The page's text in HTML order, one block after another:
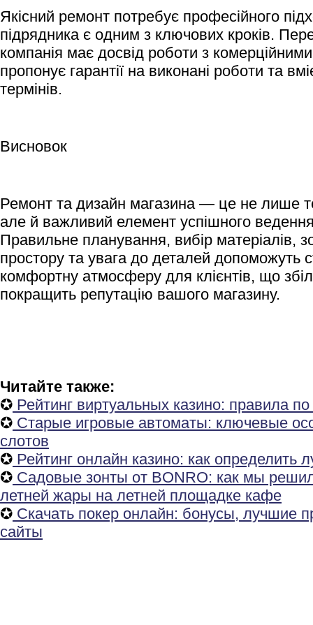
Якісний ремонт потребує професійного
підрядника є одним з ключових кроків.
компанія має досвід роботи з
пропонує гарантії на виконані роботи та
термінів.
Висновок
Ремонт та дизайн магазина — це не лише
але й важливий елемент успішного ведення
Правильне планування, вибір матеріалів,
простору та увага до деталей допоможуть
комфортну атмосферу для клієнтів, що
покращить репутацію вашого магазину.
Читайте также:
✪ Рейтинг виртуальных казино: правила
✪ Старые игровые автоматы: ключевые
слотов
✪ Рейтинг онлайн казино: как определить
✪ Садовые зонты от BONRO: как мы
летней жары на летней площадке кафе
✪ Скачать покер онлайн: бонусы, лучшие
сайты